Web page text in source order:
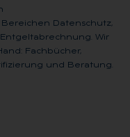
Datenschutz,
Wir
Fachbücher,
und Beratung.